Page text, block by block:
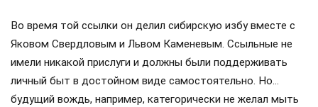
Во время той ссылки он делил сибирскую избу вместе с
Яковом Свердловым и Львом Каменевым. Ссыльные не
имели никакой прислуги и должны были поддерживать
личный быт в достойном виде самостоятельно. Но…
будущий вождь, например, категорически не желал мыть